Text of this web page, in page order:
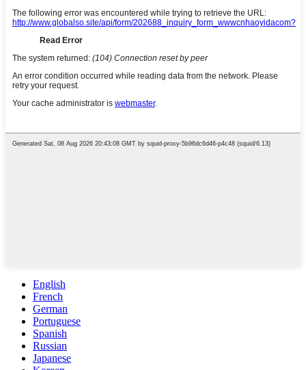
English
French
German
Portuguese
Spanish
Russian
Japanese